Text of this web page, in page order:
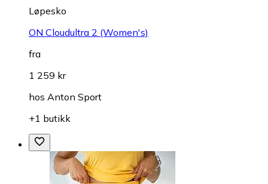
Løpesko
ON Cloudultra 2 (Women's)
fra
1 259 kr
hos Anton Sport
+1 butikk